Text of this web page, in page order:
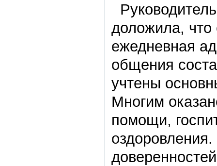
доложила, что
ежедневная
общения
учтены
Многим
помощи,